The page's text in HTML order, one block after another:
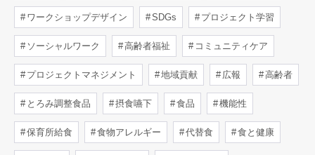
ワークショップデザイン SDGs プロジェクト学習
ソーシャルワーク 高齢者福祉 コミュニティケア
プロジェクトマネジメント 地域貢献 広報 高齢者
とろみ調整食品 摂食嚥下 食品 機能性
保育所給食 食物アレルギー 代替食 食と健康